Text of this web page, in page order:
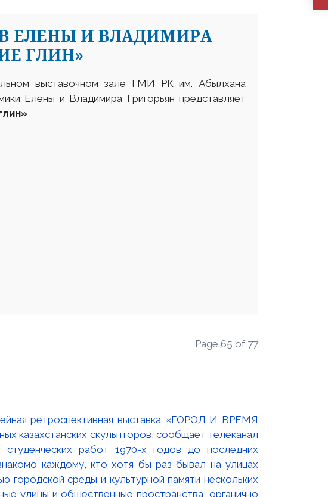
ЕЛЕНЫ И ВЛАДИМИРА
ГЛИН»
выставочном зале ГМИ РК им. Абылхана
Елены и Владимира Григорьян представляет
Page 65 of 77